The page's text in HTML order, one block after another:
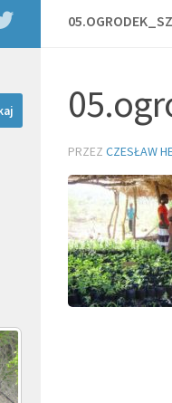
PRZEZ CZESŁAW